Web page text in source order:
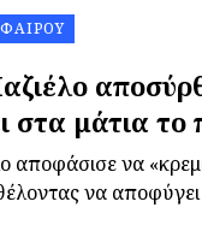
στα μάτια το
αποφάσισε να
να